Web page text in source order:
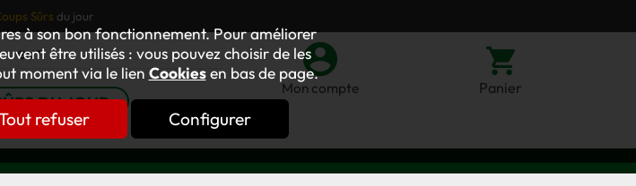
à son bon fonctionnement. Pour améliorer
être utilisés : vous pouvez choisir de les
moment via le lien Cookiesen bas de page.
refuser Configurer
Sûrs du jour
GNT
DU JOUR
Mon compte Panier